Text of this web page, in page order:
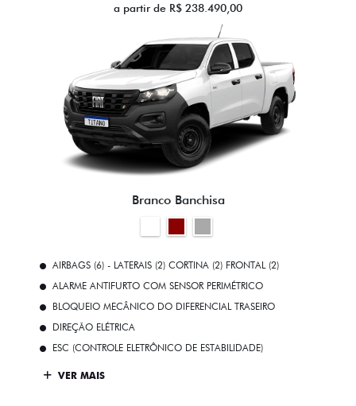
a partir de R$ 238.490,00
Branco Banchisa
AIRBAGS (6) - LATERAIS (2) CORTINA (2) FRONTAL (2)
ALARME ANTIFURTO COM SENSOR PERIMÉTRICO
BLOQUEIO MECÂNICO DO DIFERENCIAL TRASEIRO
DIREÇÃO ELÉTRICA
ESC (CONTROLE ELETRÔNICO DE ESTABILIDADE)
VER MAIS